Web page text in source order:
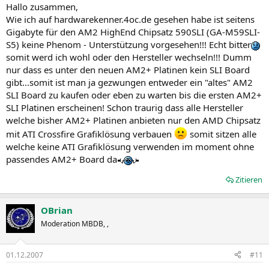
Hallo zusammen,
Wie ich auf hardwarekenner.4oc.de gesehen habe ist seitens
Gigabyte für den AM2 HighEnd Chipsatz 590SLI (GA-M59SLI-
S5) keine Phenom - Unterstützung vorgesehen!!! Echt bitter
somit werd ich wohl oder den Hersteller wechseln!!! Dumm
nur dass es unter den neuen AM2+ Platinen kein SLI Board
gibt...somit ist man ja gezwungen entweder ein "altes" AM2
SLI Board zu kaufen oder eben zu warten bis die ersten AM2+
SLI Platinen erscheinen! Schon traurig dass alle Hersteller
welche bisher AM2+ Platinen anbieten nur den AMD Chipsatz
mit ATI Crossfire Grafiklösung verbauen
somit sitzen alle
welche keine ATI Grafiklösung verwenden im moment ohne
passendes AM2+ Board da
Zitieren
OBrian
Moderation MBDB, ,
01.12.2007 #11